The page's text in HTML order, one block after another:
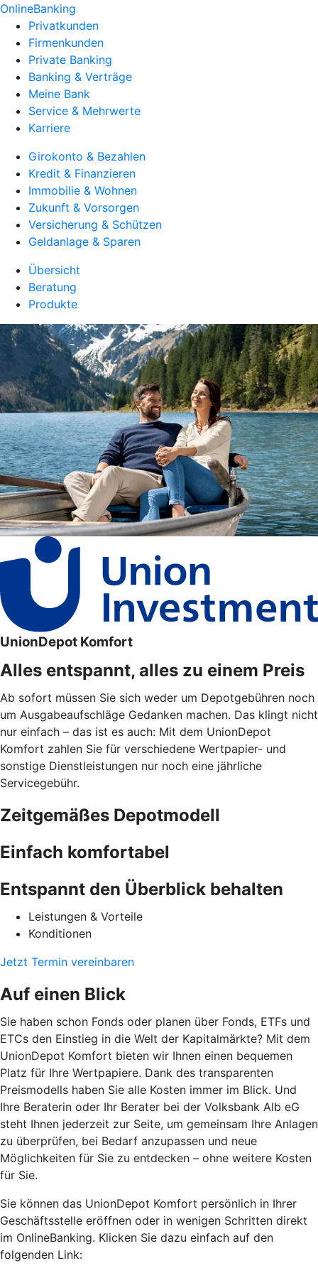
OnlineBanking
Privatkunden
Firmenkunden
Private Banking
Banking & Verträge
Meine Bank
Service & Mehrwerte
Karriere
Girokonto & Bezahlen
Kredit & Finanzieren
Immobilie & Wohnen
Zukunft & Vorsorgen
Versicherung & Schützen
Geldanlage & Sparen
Übersicht
Beratung
Produkte
UnionDepot Komfort
Alles entspannt, alles zu einem Preis
Ab sofort müssen Sie sich weder um Depotgebühren noch
um Ausgabeaufschläge Gedanken machen. Das klingt nicht
nur einfach – das ist es auch: Mit dem UnionDepot
Komfort zahlen Sie für verschiedene Wertpapier- und
sonstige Dienstleistungen nur noch eine jährliche
Servicegebühr.
Zeitgemäßes Depotmodell
Einfach komfortabel
Entspannt den Überblick behalten
Leistungen & Vorteile
Konditionen
Jetzt Termin vereinbaren
Auf einen Blick
Sie haben schon Fonds oder planen über Fonds, ETFs und
ETCs den Einstieg in die Welt der Kapitalmärkte? Mit dem
UnionDepot Komfort bieten wir Ihnen einen bequemen
Platz für Ihre Wertpapiere. Dank des transparenten
Preismodells haben Sie alle Kosten immer im Blick. Und
Ihre Beraterin oder Ihr Berater bei der Volksbank Alb eG
steht Ihnen jederzeit zur Seite, um gemeinsam Ihre Anlagen
zu überprüfen, bei Bedarf anzupassen und neue
Möglichkeiten für Sie zu entdecken – ohne weitere Kosten
für Sie.
Sie können das UnionDepot Komfort persönlich in Ihrer
Geschäftsstelle eröffnen oder in wenigen Schritten direkt
im OnlineBanking. Klicken Sie dazu einfach auf den
folgenden Link: